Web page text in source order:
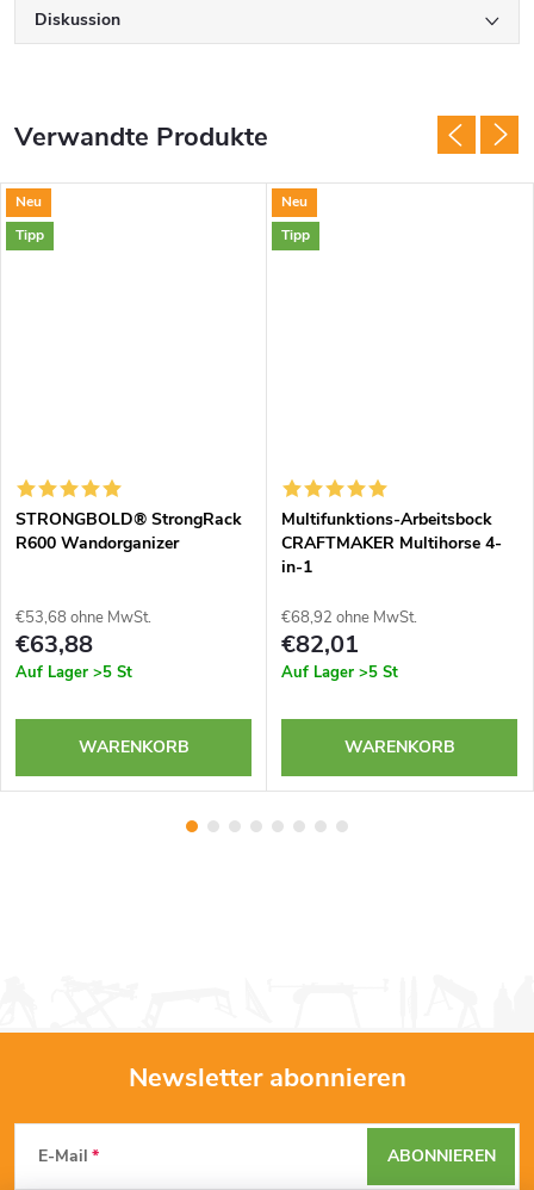
Diskussion
Verwandte Produkte
Neu
Tipp
STRONGBOLD® StrongRack
R600 Wandorganizer
€53,68 ohne MwSt.
€63,88
Auf Lager >5 St
WARENKORB
Neu
Tipp
Multifunktions-Arbeitsbock
CRAFTMAKER Multihorse 4-
in-1
€68,92 ohne MwSt.
€82,01
Auf Lager >5 St
WARENKORB
F
Newsletter abonnieren
E-Mail ABONNIEREN